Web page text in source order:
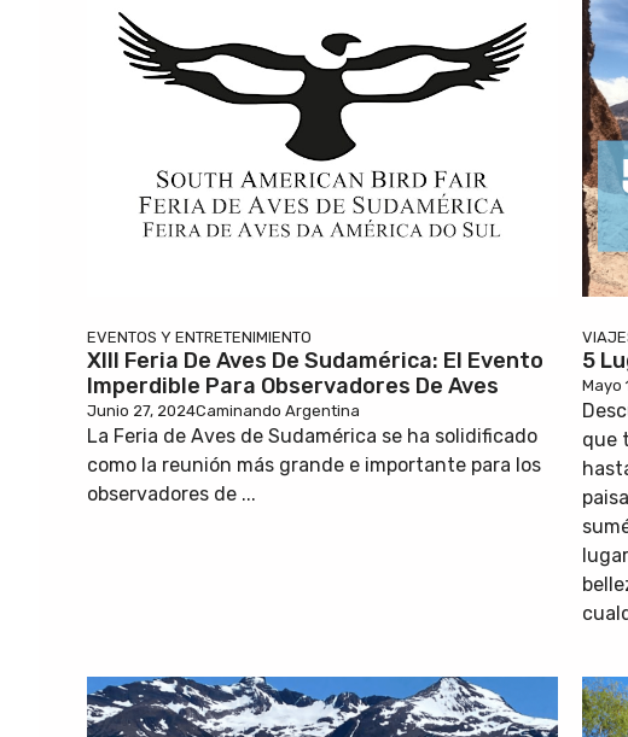
EVENTOS Y ENTRETENIMIENTO
XIII Feria De Aves De Sudamérica: El Evento
Imperdible Para Observadores De Aves
Junio 27, 2024Caminando Argentina
La Feria de Aves de Sudamérica se ha solidificado
como la reunión más grande e importante para los
observadores de ...
5
Mayo
que